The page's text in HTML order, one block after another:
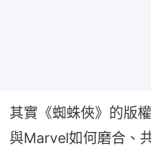
其實《蜘蛛俠》的版
與Marvel如何磨合、